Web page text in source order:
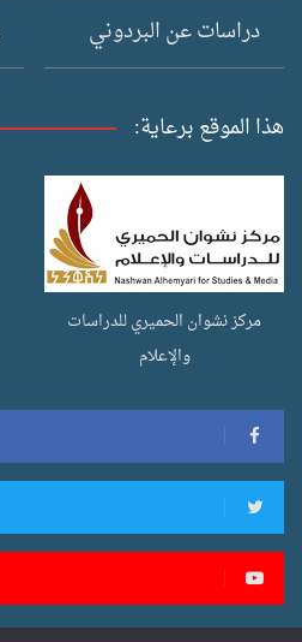
دراسات عن البردوني
هذا الموقع برعاية:
مركز نشوان الحميري للدراسات
والإعلام